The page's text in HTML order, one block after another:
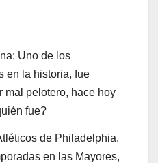
Uno de los
en la historia, fue
mal pelotero, hace hoy
fue?
de Philadelphia,
en las Mayores,